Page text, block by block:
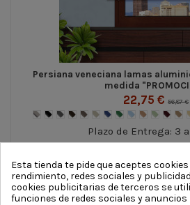
Persiana veneciana lamas
medida
22,75 € 56,87 €
Plazo de Entrega: 3
Categorias Relacionadas:
aluminio-venecianas de
Esta tienda te pide que aceptes
rendimiento, redes sociales y
cookies publicitarias de terceros se
funciones de redes sociales y